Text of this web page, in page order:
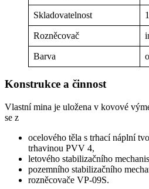
Skladovatelnost
Rozněcovač
Barva
Konstrukce a činnost
Vlastní mina je uložena v kovové
se z
ocelového těla s trhací náplní
trhavinou PVV 4,
letového stabilizačního
pozemního stabilizačního
rozněcovače VP-09S.